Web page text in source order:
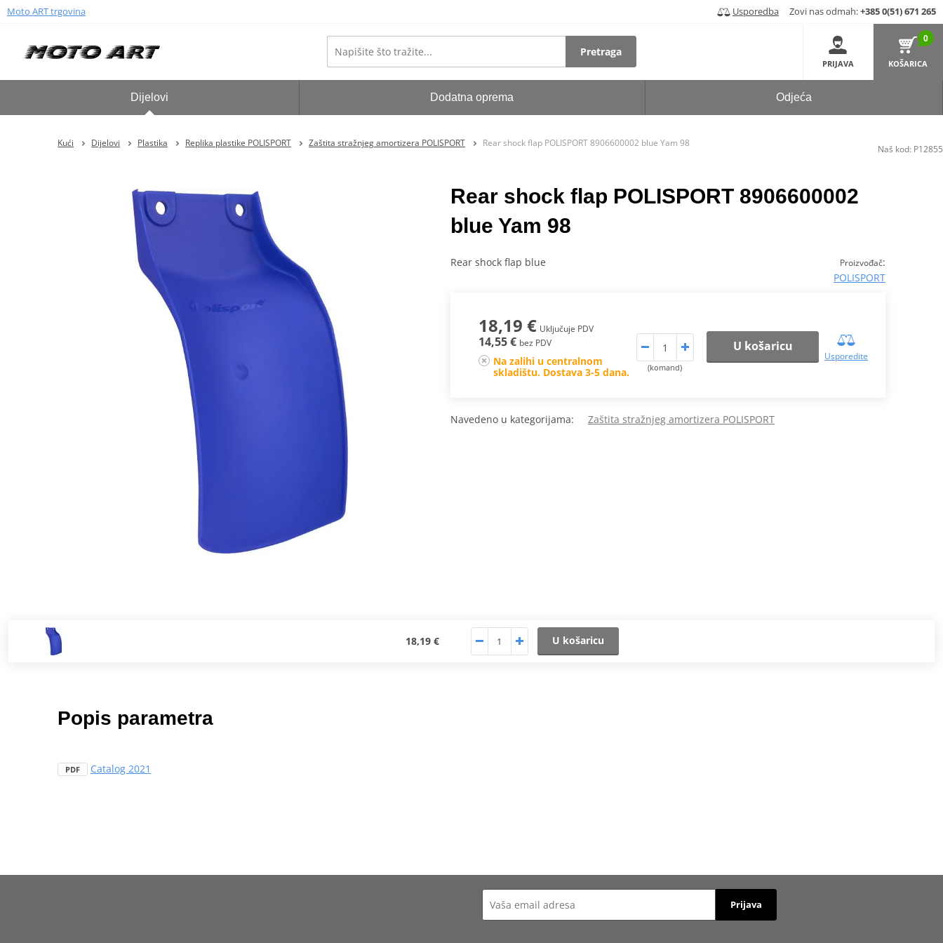
Moto ART trgovina Usporedba Zovi nas odmah:+385 0(51) 671 265
Pretraga
PRIJAVA
0
KOŠARICA
Dijelovi Dodatna oprema Odjeća
Kući Dijelovi Plastika Replika plastike POLISPORT Zaštita stražnjeg amortizera POLISPORT Rear shock flap POLISPORT 8906600002 blue Yam 98
Rear shock flap POLISPORT 8906600002
blue Yam 98
Proizvođač:
POLISPORT
Rear shock flap blue
18,19 € Uključuje PDV
14,55 € bez PDV
Na zalihi u centralnom
skladištu. Dostava 3-5 dana.
(komand)
U košaricu
Usporedite
Navedeno u kategorijama: Zaštita stražnjeg amortizera POLISPORT
18,19 € U košaricu
Popis parametra
PDF Catalog 2021
Naš kod: P12855
Prijava